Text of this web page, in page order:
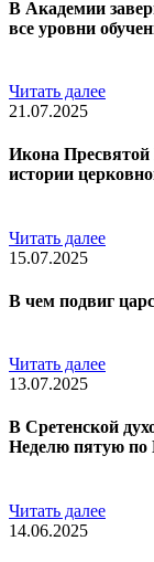
В Академии
все уровни
Читать далее
21.07.2025
Икона Пресвятой
истории
Читать далее
15.07.2025
В чем подвиг
Читать далее
13.07.2025
В Сретенской
Неделю пятую по
Читать далее
14.06.2025